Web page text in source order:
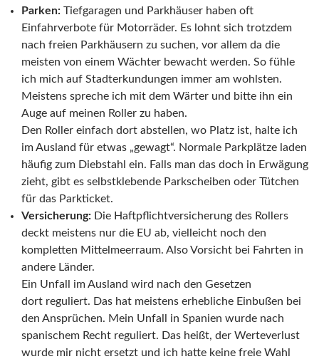
Parken: Tiefgaragen und Parkhäuser haben oft
Einfahrverbote für Motorräder. Es lohnt sich trotzdem
nach freien Parkhäusern zu suchen, vor allem da die
meisten von einem Wächter bewacht werden. So fühle
ich mich auf Stadterkundungen immer am wohlsten.
Meistens spreche ich mit dem Wärter und bitte ihn ein
Auge auf meinen Roller zu haben.
Den Roller einfach dort abstellen, wo Platz ist, halte ich
im Ausland für etwas „gewagt“. Normale Parkplätze laden
häufig zum Diebstahl ein. Falls man das doch in Erwägung
zieht, gibt es selbstklebende Parkscheiben oder Tütchen
für das Parkticket.
Versicherung: Die Haftpflichtversicherung des Rollers
deckt meistens nur die EU ab, vielleicht noch den
kompletten Mittelmeerraum. Also Vorsicht bei Fahrten in
andere Länder.
Ein Unfall im Ausland wird nach den Gesetzen
dort reguliert. Das hat meistens erhebliche Einbußen bei
den Ansprüchen. Mein Unfall in Spanien wurde nach
spanischem Recht reguliert. Das heißt, der Werteverlust
wurde mir nicht ersetzt und ich hatte keine freie Wahl